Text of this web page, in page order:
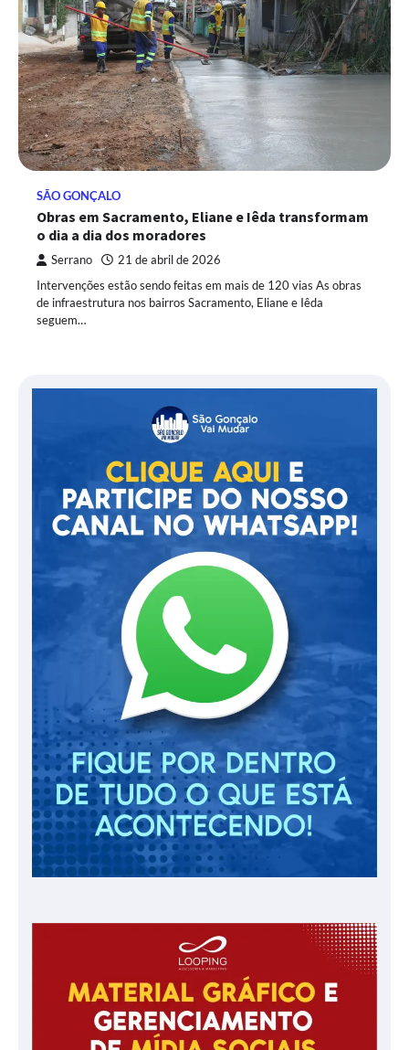
SÃO GONÇALO
Obras em Sacramento, Eliane e Iêda transformam
o dia a dia dos moradores
Serrano 21 de abril de 2026
Intervenções estão sendo feitas em mais de 120 vias As obras
de infraestrutura nos bairros Sacramento, Eliane e Iêda
seguem…